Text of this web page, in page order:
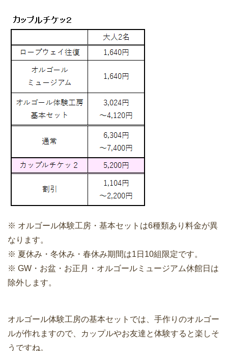
※ オルゴール体験工房・基本セットは6種類あり料金が異
なります。
※ 夏休み・冬休み・春休み期間は1日10組限定です。
※ GW・お盆・お正月・オルゴールミュージアム休館日は
除外します。
オルゴール体験工房の基本セットでは、手作りのオルゴー
ルが作れますので、カップルやお友達と体験すると楽しそ
うですね。